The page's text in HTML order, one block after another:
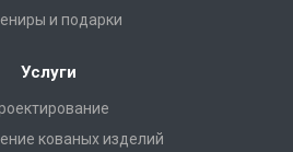
и подарки
Услуги
кованых изделий